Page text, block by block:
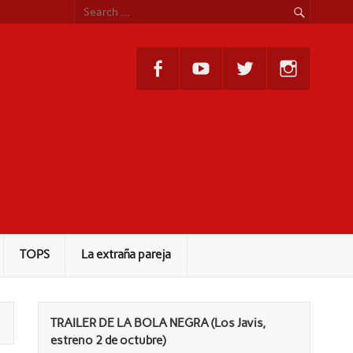
TOPS La extraña pareja
TRAILER DE LA BOLA NEGRA (Los Javis,
estreno 2 de octubre)